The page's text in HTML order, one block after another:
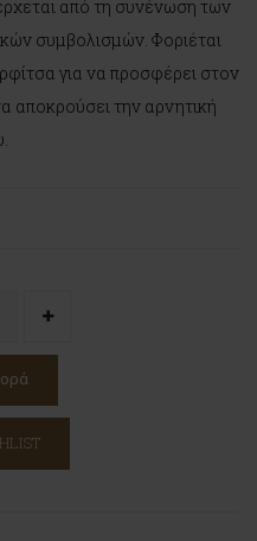
από τη συνένωση των
συμβολισμών. Φοριέται
για να προσφέρει στον
αποκρούσει την αρνητική